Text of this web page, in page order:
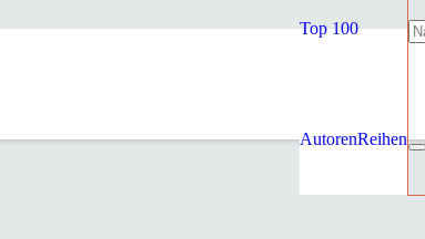
Top 100
AutorenReihen